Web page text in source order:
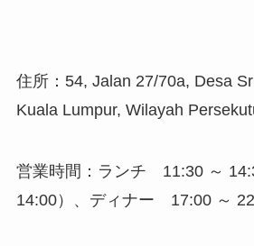
住所：54, Jalan 27/70a, Desa
Kuala Lumpur, Wilayah
営業時間：ランチ 11:30 ～
14:00）、ディナー 17:00 ～